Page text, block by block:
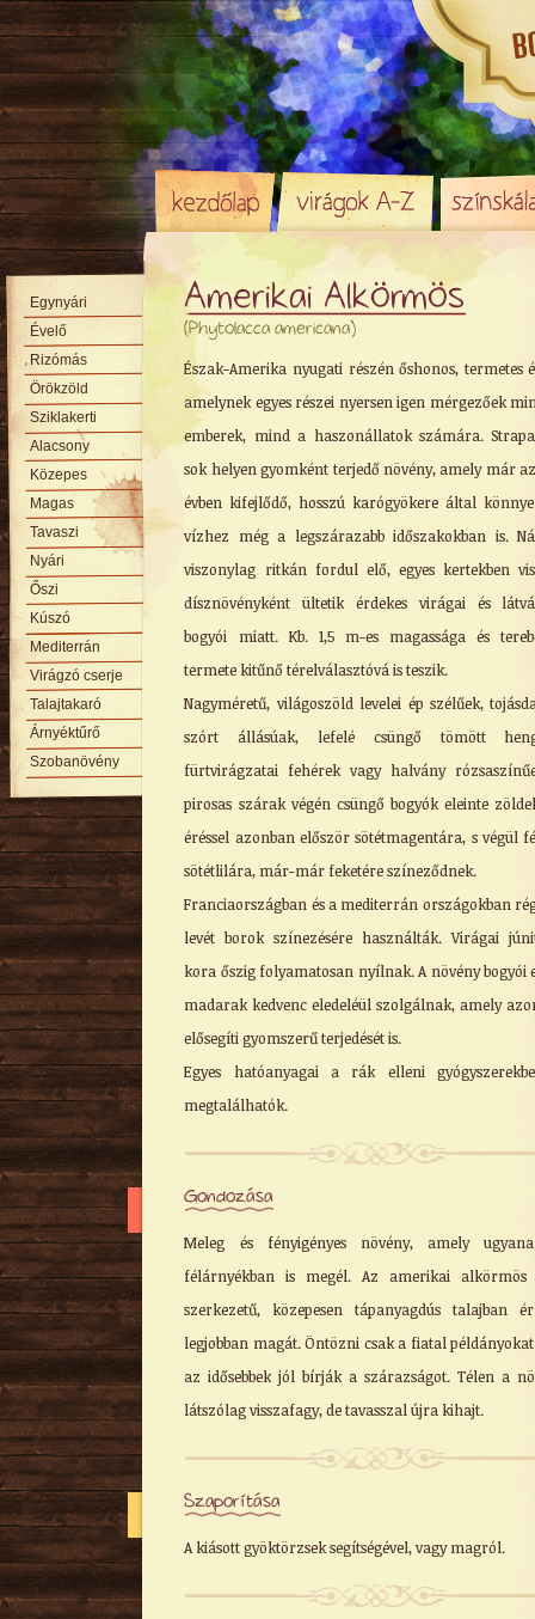
Amerikai Alkörmös
(Phytolacca americana)
Észak-Amerika nyugati részén őshonos, termetes
amelynek egyes részei nyersen igen mérgezőek
emberek, mind a haszonállatok számára.
sok helyen gyomként terjedő növény, amely már
évben kifejlődő, hosszú karógyökere által
vízhez még a legszárazabb időszakokban is.
viszonylag ritkán fordul elő, egyes kertekben
dísznövényként ültetik érdekes virágai és
bogyói miatt. Kb. 1,5 m-es magassága és
termete kitűnő térelválasztóvá is teszik.
Nagyméretű, világoszöld levelei ép szélűek,
szórt állásúak, lefelé csüngő tömött
fürtvirágzatai fehérek vagy halvány
pirosas szárak végén csüngő bogyók eleinte
éréssel azonban először sötétmagentára, s végül
sötétlilára, már-már feketére színeződnek.
Franciaországban és a mediterrán országokban
levét borok színezésére használták. Virágai
kora őszig folyamatosan nyílnak. A növény bogyói
madarak kedvenc eledeléül szolgálnak, amely
elősegíti gyomszerű terjedését is.
Egyes hatóanyagai a rák elleni
megtalálhatók.
Gondozása
Meleg és fényigényes növény, amely
félárnyékban is megél. Az amerikai alkörmös
szerkezetű, közepesen tápanyagdús talajban
legjobban magát. Öntözni csak a fiatal
az idősebbek jól bírják a szárazságot. Télen a
látszólag visszafagy, de tavasszal újra kihajt.
Szaporítása
A kiásott gyöktörzsek segítségével, vagy magról.
Egynyári
Évelő
Rizómás
Örökzöld
Sziklakerti
Alacsony
Közepes
Magas
Tavaszi
Nyári
Őszi
Kúszó
Mediterrán
Virágzó cserje
Talajtakaró
Árnyéktűrő
Szobanövény